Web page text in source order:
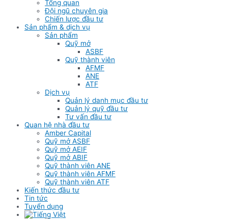
Tổng quan
Đội ngũ chuyên gia
Chiến lược đầu tư
Sản phẩm & dịch vụ
Sản phẩm
Quỹ mở
ASBF
Quỹ thành viên
AFMF
ANE
ATF
Dịch vụ
Quản lý danh mục đầu tư
Quản lý quỹ đầu tư
Tư vấn đầu tư
Quan hệ nhà đầu tư
Amber Capital
Quỹ mở ASBF
Quỹ mở AEIF
Quỹ mở ABIF
Quỹ thành viên ANE
Quỹ thành viên AFMF
Quỹ thành viên ATF
Kiến thức đầu tư
Tin tức
Tuyển dụng